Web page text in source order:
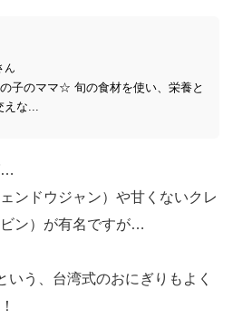
ん
子のママ☆ 旬の食材を使い、栄養と
えな...
…
ンドウジャン）や甘くないクレ
ン）が有名ですが…
いう、台湾式のおにぎりもよく